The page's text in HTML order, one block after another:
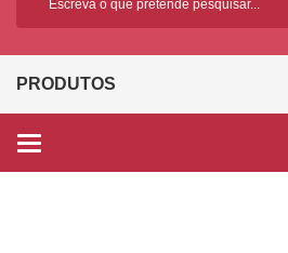
PRODUTOS
Categories